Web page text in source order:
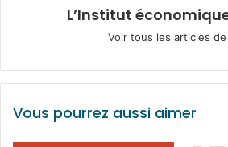
L’Institut
Voir tous les articles de
Vous pourrez aussi aimer